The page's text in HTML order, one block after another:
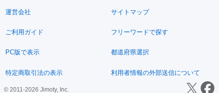
運営会社 サイトマップ
ご利用ガイド フリーワードで探す
PC版で表示 都道府県選択
特定商取引法の表示 利用者情報の外部送信について
© 2011-2026 Jimoty, Inc.